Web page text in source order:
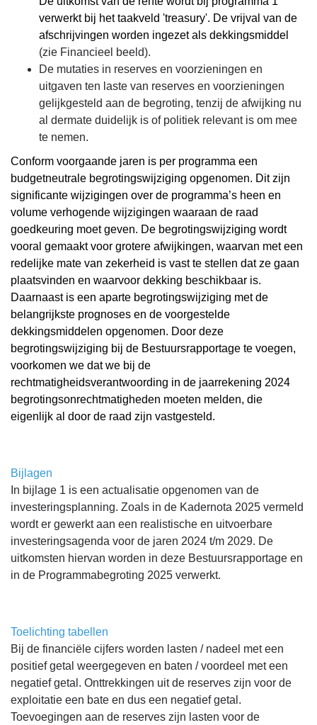
verwerkt bij het taakveld 'treasury'. De vrijval van de
afschrijvingen worden ingezet als dekkingsmiddel
(zie Financieel beeld).
De mutaties in reserves en voorzieningen en
uitgaven ten laste van reserves en voorzieningen
gelijkgesteld aan de begroting, tenzij de afwijking nu
al dermate duidelijk is of politiek relevant is om mee
te nemen.
Conform voorgaande jaren is per programma een
budgetneutrale begrotingswijziging opgenomen. Dit zijn
significante wijzigingen over de programma’s heen en
volume verhogende wijzigingen waaraan de raad
goedkeuring moet geven. De begrotingswijziging wordt
vooral gemaakt voor grotere afwijkingen, waarvan met een
redelijke mate van zekerheid is vast te stellen dat ze gaan
plaatsvinden en waarvoor dekking beschikbaar is.
Daarnaast is een aparte begrotingswijziging met de
belangrijkste prognoses en de voorgestelde
dekkingsmiddelen opgenomen. Door deze
begrotingswijziging bij de Bestuursrapportage te voegen,
voorkomen we dat we bij de
rechtmatigheidsverantwoording in de jaarrekening 2024
begrotingsonrechtmatigheden moeten melden, die
eigenlijk al door de raad zijn vastgesteld.
Bijlagen
In bijlage 1 is een actualisatie opgenomen van de
investeringsplanning. Zoals in de Kadernota 2025 vermeld
wordt er gewerkt aan een realistische en uitvoerbare
investeringsagenda voor de jaren 2024 t/m 2029. De
uitkomsten hiervan worden in deze Bestuursrapportage en
in de Programmabegroting 2025 verwerkt.
Toelichting tabellen
Bij de financiële cijfers worden lasten / nadeel met een
positief getal weergegeven en baten / voordeel met een
negatief getal. Onttrekkingen uit de reserves zijn voor de
exploitatie een bate en dus een negatief getal.
Toevoegingen aan de reserves zijn lasten voor de